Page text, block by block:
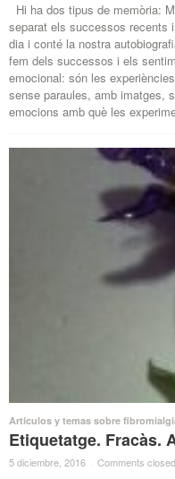
Hi ha dos tipus de memòria:
separat els successos recents
dia i conté la nostra
fem dels successos i els
emocional: són les
sense paraules, amb imatges,
emocions amb què les
Artículos y temas sobre
Etiquetatge. Fracàs.
5 diciembre, 2016 · Comments closed